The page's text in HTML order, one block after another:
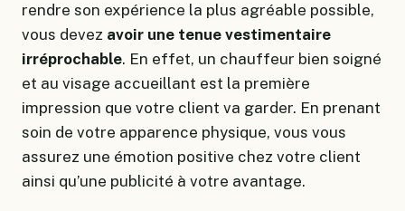
rendre son expérience la plus agréable possible,
vous devez avoir une tenue vestimentaire
irréprochable. En effet, un chauffeur bien soigné
et au visage accueillant est la première
impression que votre client va garder. En prenant
soin de votre apparence physique, vous vous
assurez une émotion positive chez votre client
ainsi qu’une publicité à votre avantage.